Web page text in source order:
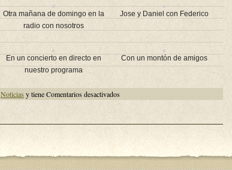
Otra mañana de domingo en la
radio con nosotros
Jose y Daniel con Federico
En un concierto en directo en
nuestro programa
Con un montón de amigos
Noticias y tieneComentarios desactivados
Ayer
de
dejó